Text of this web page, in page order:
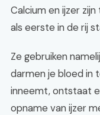
Calcium en ijzer
als eerste in de rij
Ze gebruiken
darmen je bloed in
inneemt, ontstaat
opname van ijzer